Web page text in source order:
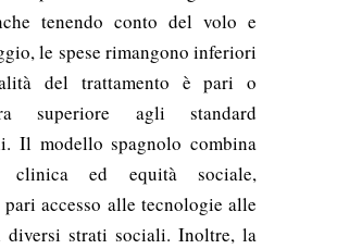
tenendo conto del volo e
le spese rimangono inferiori
del trattamento è pari o
superiore agli standard
Il modello spagnolo combina
clinica ed equità sociale,
accesso alle tecnologie alle
diversi strati sociali. Inoltre, la